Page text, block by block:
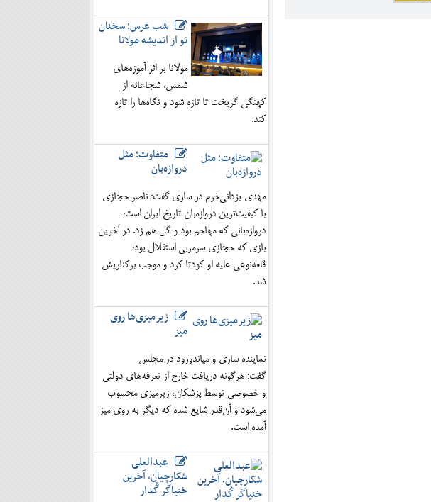
شب عرس؛ سخنان
نو از اندیشه مولانا
مولانا بر اثر آموزه‌های
شمس، شجاعانه از
کهنگی گریخت تا تازه شود و نگاه‌ها را تازه
کند.
متفاوت؛ مثل
دروازه‌بان
مهدی یزدانی‌خرم در ساری گفت: ناصر حجازی
با کیفیت‌ترین دروازه‌بان تاریخ ایران است،
دروازه‌بانی که مهاجم بود و گل هم زد. در آخرین
بازی که حجازی سرمربی استقلال بود،
قلعه‌نوعی علیه او کودتا کرد و موجب برکناریش
شد.
زیرمیزی‌ها روی
میز
نماینده ساری و میاندورود در مجلس
گفت: هرگونه دریافت خارج از تعرفه‌های دولتی
و خصوصی توسط پزشکان، زیرمیزی محسوب
می‌شود و آن‌قدر شایع شده که دیگر به روی میز
آمده است.
عبدالعلی
شکارچیان، آخرین
خنیاگر گُدار